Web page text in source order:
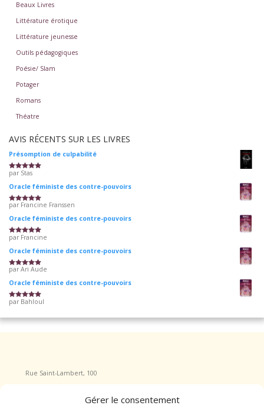
Gérer le consentement
Beaux Livres
Littérature érotique
Littérature jeunesse
Outils pédagogiques
Poésie/ Slam
Potager
Romans
Théatre
AVIS RÉCENTS SUR LES LIVRES
Présomption de culpabilité
Note5
par Stas
Oracle féministe des contre-pouvoirs
Note5
par Francine Franssen
Oracle féministe des contre-pouvoirs
Note5
par Francine
Oracle féministe des contre-pouvoirs
Note5
par Ari Aude
Oracle féministe des contre-pouvoirs
Note5
par Bahloul
Rue Saint-Lambert, 100
Tel : +32 465/555.717